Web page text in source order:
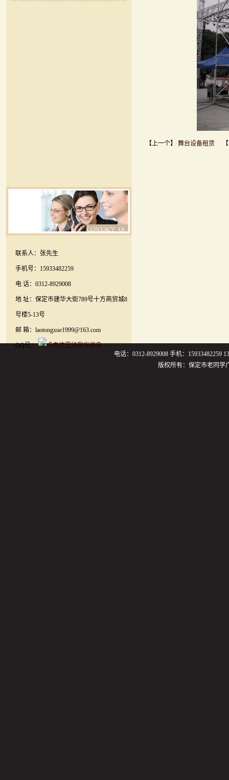
联系人：张先生
手机号：15933482259
电 话：0312-8929008
地 址：保定市建华大街789号十方商贸城8
号楼5-13号
邮 箱：laotongxue1999@163.com
QQ号：
【上一个】 舞台设备租赁【
电话：0312-8929008 手机：15933482259
版权所有：保定市老同学